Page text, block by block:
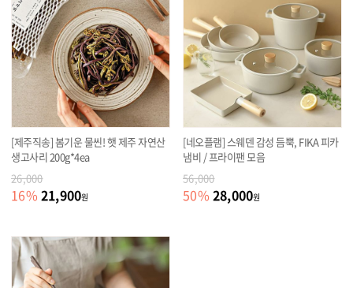
[제주직송] 봄기운 물씬! 햇 제주 자연산
생고사리 200g*4ea
26,000
16% 21,900원
[네오플램] 스웨덴 감성 듬뿍, FIKA 피카
냄비 / 프라이팬 모음
56,000
50% 28,000원